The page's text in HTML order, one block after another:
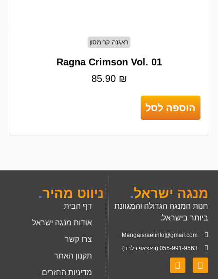
ראגנה קרימסון
Ragna Crimson Vol. 01
85.90 ₪
הוספה לסל
מנגה ישראל.
חנות המנגה הגדולה והמגוונת
ביותר בישראל.
Mangaisraelinfo@gmail.com
055-991-9563 (וואצאפ בלבד)
ניווט מהיר.
דף הבית
אודות מנגה ישראל
צרו קשר
תקנון האתר
מדיניות החזרים